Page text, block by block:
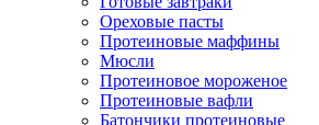
Ореховые пасты
Протеиновые маффины
Мюсли
Протеиновое мороженое
Протеиновые вафли
Батончики протеиновые